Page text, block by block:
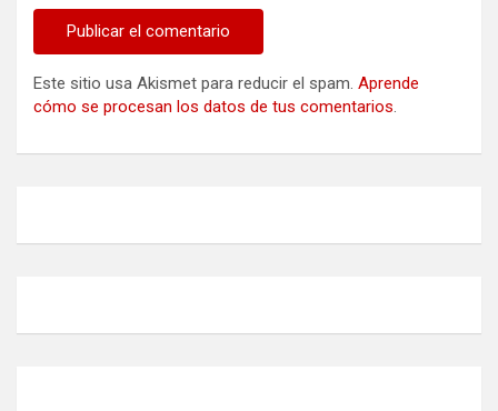
Este sitio usa Akismet para reducir el spam. Aprende
cómo se procesan los datos de tus comentarios.